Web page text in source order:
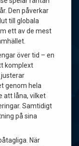
Den påverkar
till globala
ett av de mest
över tid – en
komplext
justerar
genom hela
att låna, vilket
Samtidigt
på sina
När